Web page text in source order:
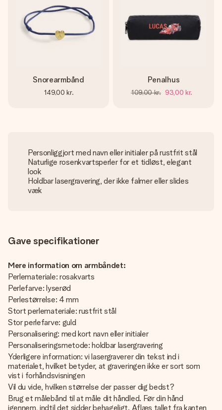
Snorearmbånd
149,00 kr.
Penalhus
109,00 kr. 93,00 kr.
Personliggjort med navn eller initialer på rustfrit stål
Naturlige rosenkvartsperler for et tidløst, elegant
look
Holdbar lasergravering, der ikke falmer eller slides
væk
Gave specifikationer
Mere information om armbåndet:
Perlemateriale: rosakvarts
Perlefarve: lyserød
Perlestørrelse: 4 mm
Stort perlemateriale: rustfrit stål
Stor perlefarve: guld
Personalisering: med kort navn eller initialer
Personaliseringsmetode: holdbar lasergravering
Yderligere information: vi lasergraverer din tekst ind i
materialet, hvilket betyder, at graveringen ikke er sort som
vist i forhåndsvisningen
Vil du vide, hvilken størrelse der passer dig bedst?
Brug et målebånd til at måle dit håndled. Før din hånd
igennem, indtil det sidder behageligt. Aflæs tallet fra kanten